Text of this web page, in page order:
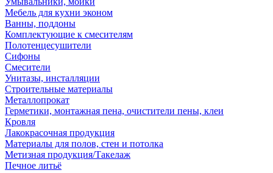
Мебель для кухни эконом
Ванны, поддоны
Комплектующие к смесителям
Полотенцесушители
Сифоны
Смесители
Унитазы, инсталляции
Строительные материалы
Металлопрокат
Герметики, монтажная пена, очистители пены, клеи
Кровля
Лакокрасочная продукция
Материалы для полов, стен и потолка
Метизная продукция/Такелаж
Печное литьё